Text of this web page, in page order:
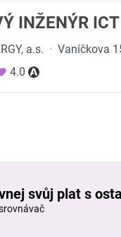
INŽENÝR ICT
a.s. · Vaníčkova
4.0
svůj plat s